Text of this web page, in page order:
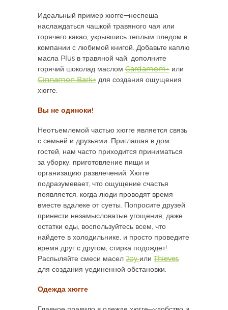
Идеальный пример хюгге—неспеша
наслаждаться чашкой травяного чая или
горячего какао, укрывшись теплым пледом в
компании с любимой книгой. Добавьте каплю
масла Plus в травяной чай, дополните
горячий шоколад маслом Cardamom+ или
Cinnamon Bark+ для создания ощущения
хюгге.
Вы не одиноки!
Неотъемлемой частью хюгге является связь
с семьей и друзьями. Приглашая в дом
гостей, нам часто приходится приниматься
за уборку, приготовление пищи и
организацию развлечений. Хюгге
подразумевает, что ощущение счастья
появляется, когда люди проводят время
вместе вдалеке от суеты. Попросите друзей
принести незамысловатые угощения, даже
остатки еды, воспользуйтесь всем, что
найдете в холодильнике, и просто проведите
время друг с другом; стирка подождет!
Распыляйте смеси масел Joyили Thieves
для создания уединенной обстановки.
Одежда хюгге